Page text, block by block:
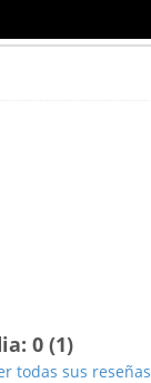
0 (1)
todas sus reseñas